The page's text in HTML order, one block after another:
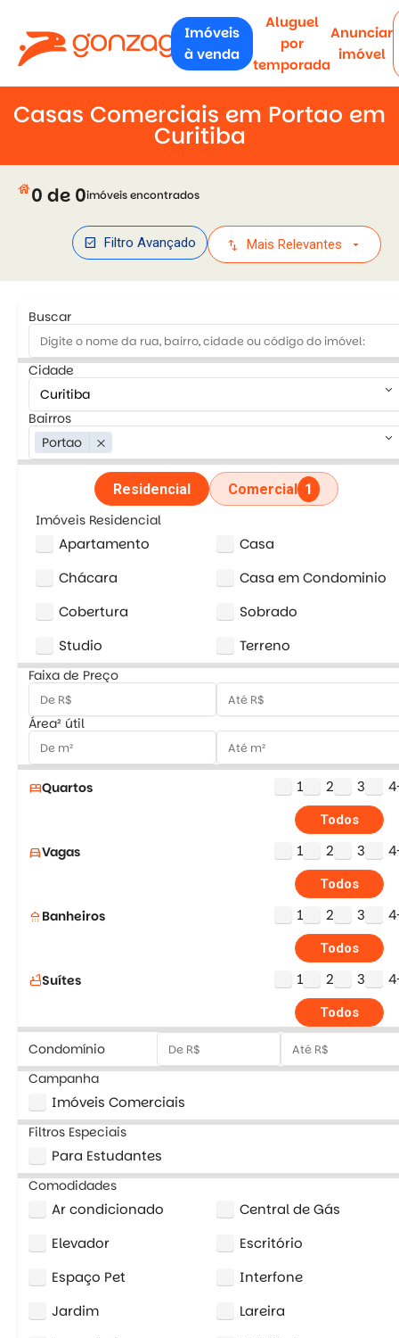
Imóveis
à venda
Aluguel
por
temporada
Anunciar
imóvel
Casas Comerciais em Portao em
Curitiba
house0 de 0imóveis encontrados
check_box Filtro Avançado swap_vert Mais Relevantes arrow_drop_down
Buscar
Cidade
keyboard_arrow_down
Bairros
Portao
close keyboard_arrow_down
Residencial Comercial 1
Imóveis Residencial
Apartamento
Casa
Chácara
Casa em Condominio
Cobertura
Sobrado
Studio
Terreno
Faixa de Preço
Área² útil
bedQuartos 1 2 3
Todos
directions_carVagas 1 2 3
Todos
shower Banheiros 1 2 3
Todos
bathtubSuítes 1 2 3
Todos
Condomínio
Campanha
Imóveis Comerciais
Filtros Especiais
Para Estudantes
Comodidades
Ar condicionado
Central de Gás
Elevador
Escritório
Espaço Pet
Interfone
Jardim
Lareira